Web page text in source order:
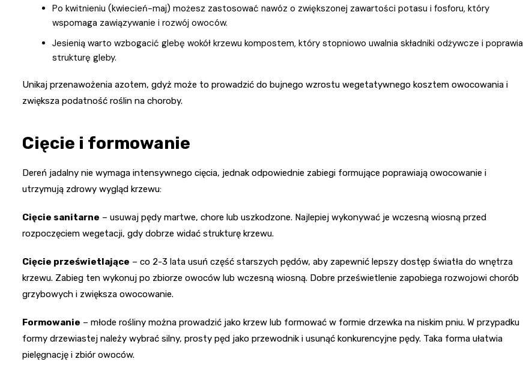
Po kwitnieniu (kwiecień-maj) możesz zastosować nawóz o zwiększonej zawartości potasu i fosforu, który
wspomaga zawiązywanie i rozwój owoców.
Jesienią warto wzbogacić glebę wokół krzewu kompostem, który stopniowo uwalnia składniki odżywcze i poprawia
strukturę gleby.
Unikaj przenawożenia azotem, gdyż może to prowadzić do bujnego wzrostu wegetatywnego kosztem owocowania i
zwiększa podatność roślin na choroby.
Cięcie i formowanie
Dereń jadalny nie wymaga intensywnego cięcia, jednak odpowiednie zabiegi formujące poprawiają owocowanie i
utrzymują zdrowy wygląd krzewu:
Cięcie sanitarne – usuwaj pędy martwe, chore lub uszkodzone. Najlepiej wykonywać je wczesną wiosną przed
rozpoczęciem wegetacji, gdy dobrze widać strukturę krzewu.
Cięcie prześwietlające – co 2-3 lata usuń część starszych pędów, aby zapewnić lepszy dostęp światła do wnętrza
krzewu. Zabieg ten wykonuj po zbiorze owoców lub wczesną wiosną. Dobre prześwietlenie zapobiega rozwojowi chorób
grzybowych i zwiększa owocowanie.
Formowanie – młode rośliny można prowadzić jako krzew lub formować w formie drzewka na niskim pniu. W przypadku
formy drzewiastej należy wybrać silny, prosty pęd jako przewodnik i usunąć konkurencyjne pędy. Taka forma ułatwia
pielęgnację i zbiór owoców.